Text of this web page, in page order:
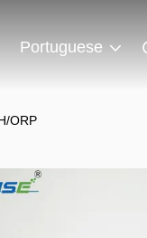
Portuguese
ORP